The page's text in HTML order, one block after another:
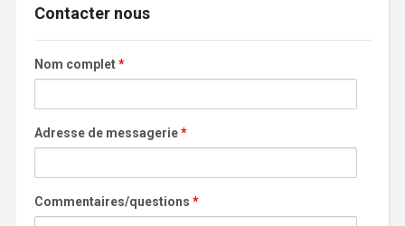
Contacter nous
Nom complet*
Adresse de messagerie*
Commentaires/questions *